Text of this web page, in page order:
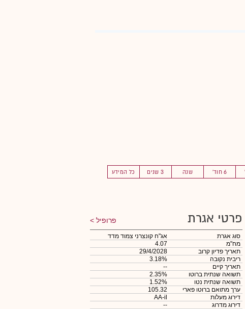
6 חוד' שנה 3 שנים כל המידע
פרטי אגרת פרופיל
סוג אגרת
אג"ח קונצרני צמוד מדד
מח"מ
4.07
תאריך פדיון קרוב
29/4/2028
ריבית נקובה
3.18%
תאריך קיים
--
תשואה שנתית ברוטו
2.35%
תשואה שנתית נטו
1.52%
ערך מתואם ברוטו פארי
105.32
דירוג מעלות
AA-il
דירוג מדרוג
--